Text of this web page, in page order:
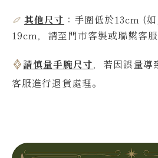
其他尺寸 ： 手圍低於13cm (
19cm，請至門市客製或聯繫客服
請慎量手腕尺寸，若因誤量導
客服進行退貨處理。